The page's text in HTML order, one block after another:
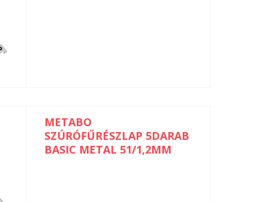
METABO
SZÚRÓFŰRÉSZLAP 5DARAB
BASIC METAL 51/1,2MM